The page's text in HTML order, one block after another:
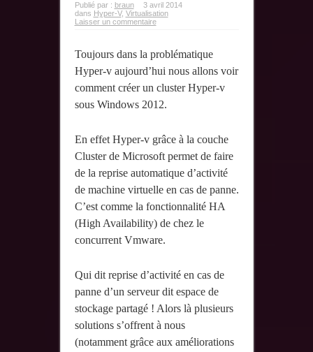
Publié par : braun
3 avril 2014
dans Hyper-V, Virtualisation
Laisser un commentaire
Toujours dans la problématique
Hyper-v aujourd’hui nous allons voir
comment créer un cluster Hyper-v
sous Windows 2012.
En effet Hyper-v grâce à la couche
Cluster de Microsoft permet de faire
de la reprise automatique d’activité
de machine virtuelle en cas de panne.
C’est comme la fonctionnalité HA
(High Availability) de chez le
concurrent Vmware.
Qui dit reprise d’activité en cas de
panne d’un serveur dit espace de
stockage partagé ! Alors là plusieurs
solutions s’offrent à nous
(notamment grâce aux améliorations